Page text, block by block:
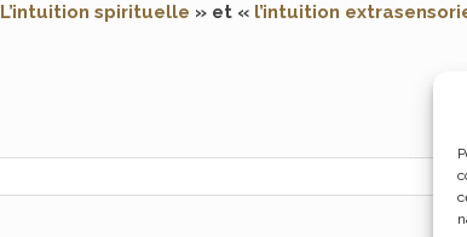
L’intuition spirituelle » et « l’intuition